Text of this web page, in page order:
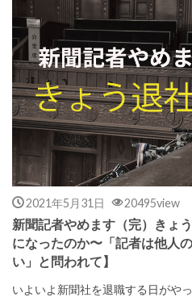
2021年5月31日 20495view
新聞記者やめます（完）きょ
になったのか〜「記者は他人
い」と問われて】
いよいよ新聞社を退職する日がや